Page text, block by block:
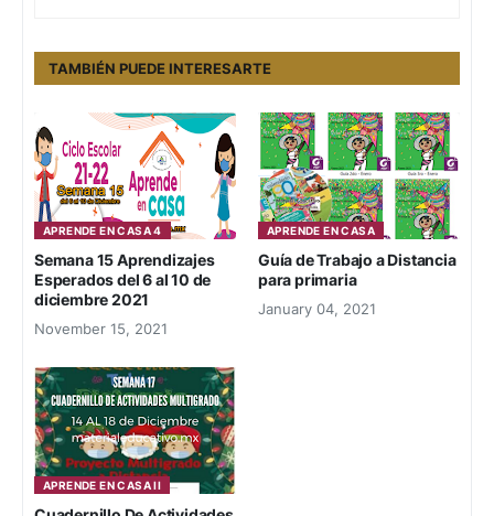
TAMBIÉN PUEDE INTERESARTE
APRENDE EN CASA 4
Semana 15 Aprendizajes
Esperados del 6 al 10 de
diciembre 2021
November 15, 2021
APRENDE EN CASA
Guía de Trabajo a Distancia
para primaria
January 04, 2021
APRENDE EN CASA II